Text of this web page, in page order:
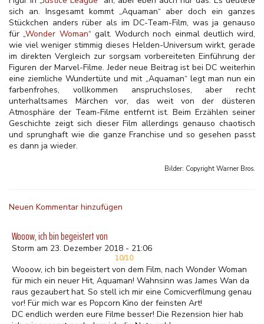
sich an. Insgesamt kommt „Aquaman“ aber doch ein ganzes
Stückchen anders rüber als im DC-Team-Film, was ja genauso
für „Wonder Woman“ galt. Wodurch noch einmal deutlich wird,
wie viel weniger stimmig dieses Helden-Universum wirkt, gerade
im direkten Vergleich zur sorgsam vorbereiteten Einführung der
Figuren der Marvel-Filme. Jeder neue Beitrag ist bei DC weiterhin
eine ziemliche Wundertüte und mit „Aquaman“ legt man nun ein
farbenfrohes, vollkommen anspruchsloses, aber recht
unterhaltsames Märchen vor, das weit von der düsteren
Atmosphäre der Team-Filme entfernt ist. Beim Erzählen seiner
Geschichte zeigt sich dieser Film allerdings genauso chaotisch
und sprunghaft wie die ganze Franchise und so gesehen passt
es dann ja wieder.
Bilder: Copyright Warner Bros.
Neuen Kommentar hinzufügen
Wooow, ich bin begeistert von
Storm am 23. Dezember 2018 - 21:06
10/10
Wooow, ich bin begeistert von dem Film, nach Wonder Woman
für mich ein neuer Hit, Aquaman! Wahnsinn was James Wan da
raus gezaubert hat. So stell ich mir eine Comicverfilmung genau
vor! Für mich war es Popcorn Kino der feinsten Art!
DC endlich werden eure Filme besser! Die Rezension hier hab